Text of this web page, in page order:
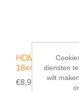
HDM aqua step
€8,95 incl. BTW
diensten
wilt